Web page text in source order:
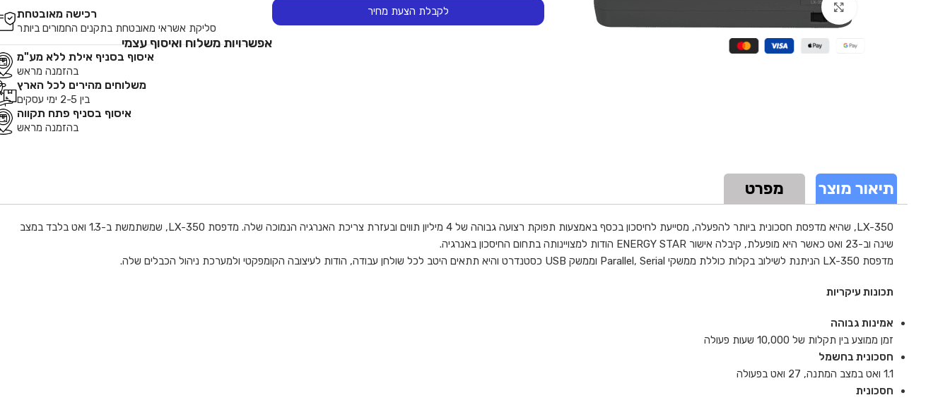
Click to enlarge לקבלת הצעת מחיר רכישה מאובטחת
סליקת אשראי מאובטחת בתקנים החמורים ביותר
אפשרויות משלוח ואיסוף עצמי
איסוף בסניף אילת ללא מע"מ
בהזמנה מראש
משלוחים מהירים לכל הארץ
בין 2-5 ימי עסקים
איסוף בסניף פתח תקווה
בהזמנה מראש
תיאור מוצר מפרט
LX-350, שהיא מדפסת חסכונית ביותר להפעלה, מסייעת לחיסכון בכסף באמצעות תפוקת רצועה גבוהה של 4 מיליון תווים ובעזרת צריכת האנרגיה הנמוכה שלה. מדפסת LX-350, שמשתמשת ב-1.3 ואט בלבד במצב
שינה וב-23 ואט כאשר היא מופעלת, קיבלה אישור ENERGY STAR הודות למצויינותה בתחום החיסכון באנרגיה.
מדפסת LX-350 הניתנת לשילוב בקלות כוללת ממשקי Parallel, Serial וממשק USB כסטנדרט והיא תתאים היטב לכל שולחן עבודה, הודות לעיצובה הקומפקטי ולמערכת ניהול הכבלים שלה.
תכונות עיקריות
אמינות גבוהה
זמן ממוצע בין תקלות של 10,000 שעות פעולה
חסכונית בחשמל
1.1 ואט במצב המתנה, 27 ואט בפעולה
חסכונית